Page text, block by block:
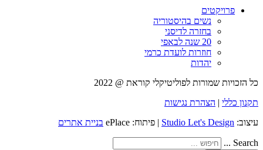
פרויקטים
נשים בהיסטוריה
בחזרה לדיסני
20 שנה לבאפי
חוזרות לועדת כרמי
יהדות
כל הזכויות שמורות לפוליטיקלי קוראת @ 2022
תקנון כללי | הצהרת נגישות
עיצוב: Studio Let's Design | פיתוח: ePlace בניית אתרים
Search ...